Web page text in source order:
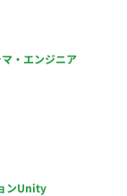
・エンジニア
ンUnity